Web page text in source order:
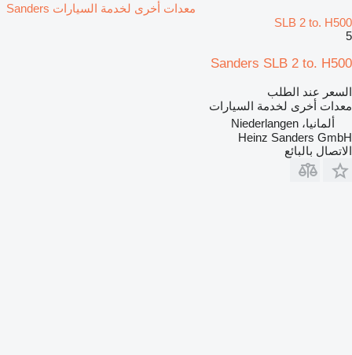
معدات أخرى لخدمة السيارات Sanders
SLB 2 to. H500
5
Sanders SLB 2 to. H500
السعر عند الطلب
معدات أخرى لخدمة السيارات
ألمانيا، Niederlangen
Heinz Sanders GmbH
الاتصال بالبائع